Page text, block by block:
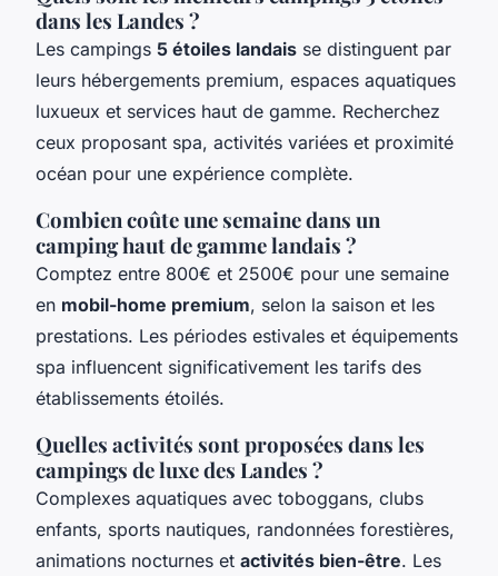
dans les Landes ?
Les campings 5 étoiles landais se distinguent par
leurs hébergements premium, espaces aquatiques
luxueux et services haut de gamme. Recherchez
ceux proposant spa, activités variées et proximité
océan pour une expérience complète.
Combien coûte une semaine dans un
camping haut de gamme landais ?
Comptez entre 800€ et 2500€ pour une semaine
en mobil-home premium, selon la saison et les
prestations. Les périodes estivales et équipements
spa influencent significativement les tarifs des
établissements étoilés.
Quelles activités sont proposées dans les
campings de luxe des Landes ?
Complexes aquatiques avec toboggans, clubs
enfants, sports nautiques, randonnées forestières,
animations nocturnes et activités bien-être. Les